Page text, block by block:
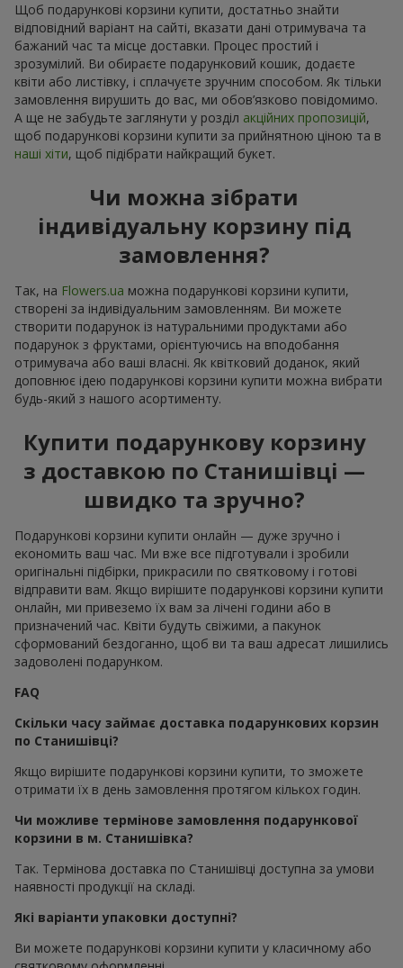
Щоб подарункові корзини купити, достатньо знайти
відповідний варіант на сайті, вказати дані отримувача та
бажаний час та місце доставки. Процес простий і
зрозумілий. Ви обираєте подарунковий кошик, додаєте
квіти або листівку, і сплачуєте зручним способом. Як тільки
замовлення вирушить до вас, ми обов’язково повідомимо.
А ще не забудьте заглянути у розділ акційних пропозицій,
щоб подарункові корзини купити за прийнятною ціною та в
наші хіти, щоб підібрати найкращий букет.
Чи можна зібрати
індивідуальну корзину під
замовлення?
Так, на Flowers.ua можна подарункові корзини купити,
створені за індивідуальним замовленням. Ви можете
створити подарунок із натуральними продуктами або
подарунок з фруктами, орієнтуючись на вподобання
отримувача або ваші власні. Як квітковий доданок, який
доповнює ідею подарункові корзини купити можна вибрати
будь-який з нашого асортименту.
Купити подарункову корзину
з доставкою по Станишівці —
швидко та зручно?
Подарункові корзини купити онлайн — дуже зручно і
економить ваш час. Ми вже все підготували і зробили
оригінальні підбірки, прикрасили по святковому і готові
відправити вам. Якщо вирішите подарункові корзини купити
онлайн, ми привеземо їх вам за лічені години або в
призначений час. Квіти будуть свіжими, а пакунок
сформований бездоганно, щоб ви та ваш адресат лишились
задоволені подарунком.
FAQ
Скільки часу займає доставка подарункових корзин
по Станишівці?
Якщо вирішите подарункові корзини купити, то зможете
отримати їх в день замовлення протягом кількох годин.
Чи можливе термінове замовлення подарункової
корзини в м. Станишівка?
Так. Термінова доставка по Станишівці доступна за умови
наявності продукції на складі.
Які варіанти упаковки доступні?
Ви можете подарункові корзини купити у класичному або